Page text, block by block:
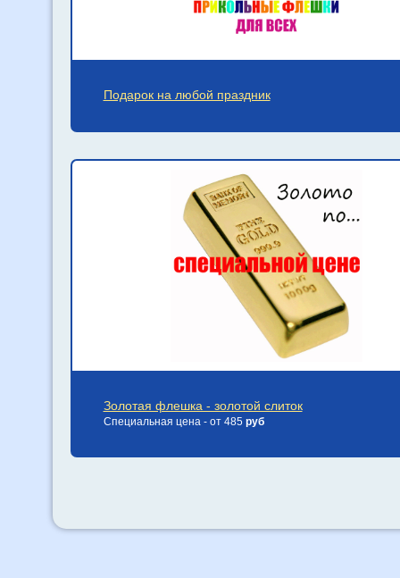
Подарок на любой праздник
Золотая флешка - золотой слиток
Специальная цена - от 485 руб